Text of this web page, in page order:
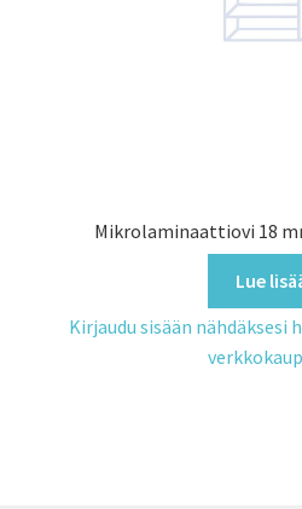
Mikrolaminaattiovi 18
Lue
Kirjaudu sisään nähdäksesi